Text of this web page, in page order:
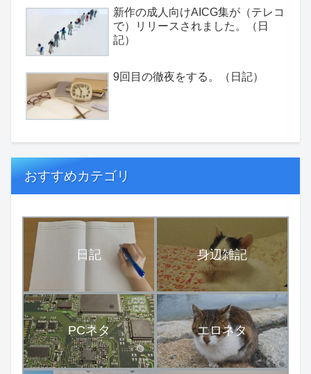
新作の成人向けAICG集が（テレコ
で）リリースされました。（日
記）
9回目の徹夜をする。（日記）
おすすめカテゴリ
日記 身辺雑記
PCネタ エロネタ